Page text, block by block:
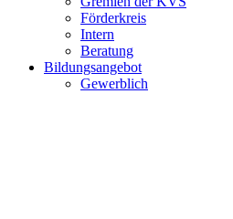
Förderkreis
Intern
Beratung
Bildungsangebot
Gewerblich